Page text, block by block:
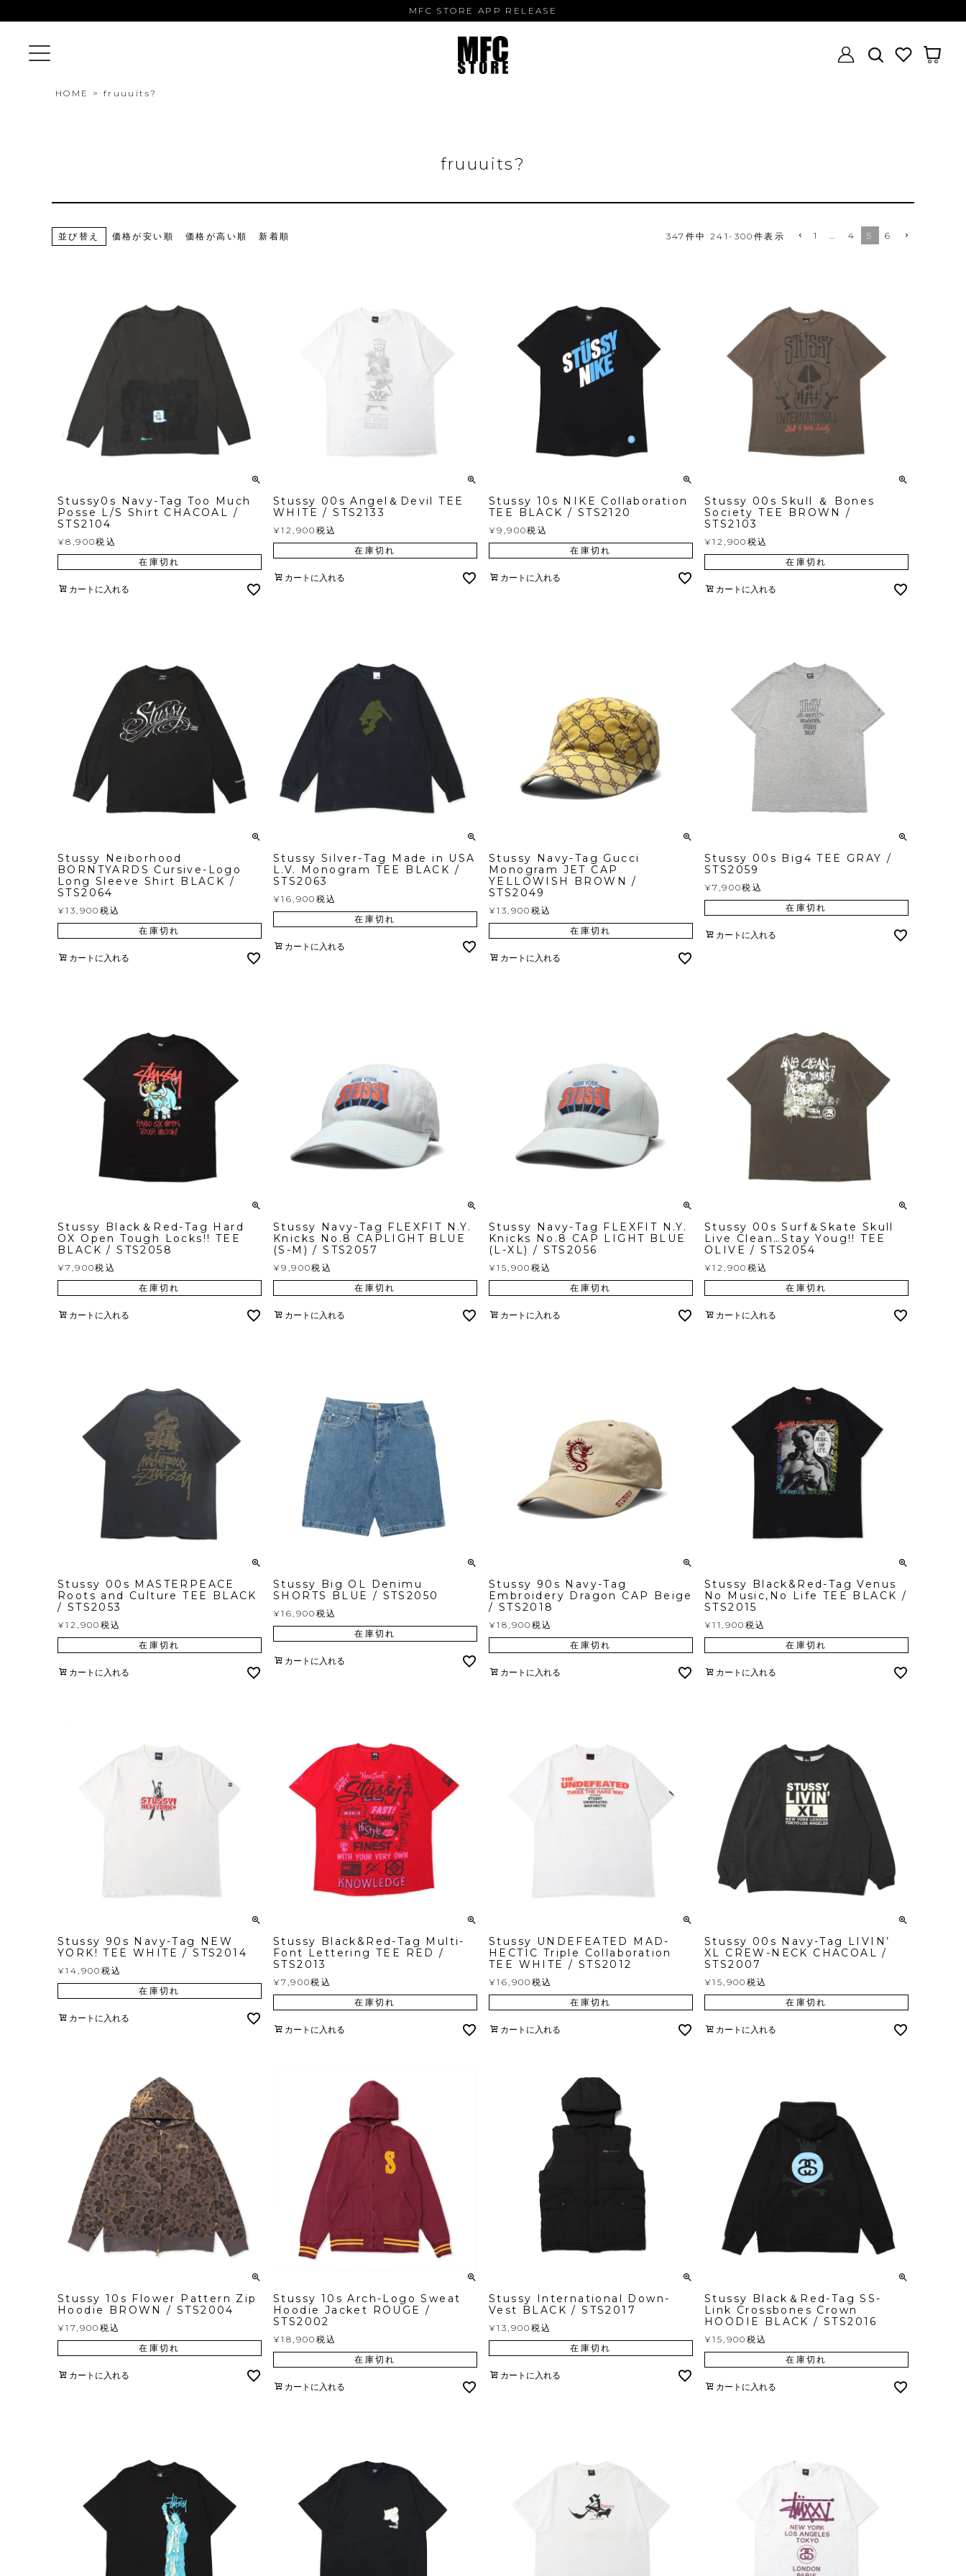
MFC STORE APP RELEASE
HOME fruuuits?
fruuuits?
並び替え 価格が安い順 価格が高い順 新着順 347 件中 241- 300 件表示 1 … 4 5 6
Stussy0s Navy-Tag Too Much
Posse L/S Shirt CHACOAL /
STS2104
¥8,900税込
在庫切れ
カートに入れる
Stussy 00s Angel＆Devil TEE
WHITE / STS2133
¥12,900 税込
在庫切れ
カートに入れる
Stussy 10s NIKE Collaboration
TEE BLACK / STS2120
¥9,900税込
在庫切れ
カートに入れる
Stussy 00s Skull ＆ Bones
Society TEE BROWN /
STS2103
¥12,900 税込
在庫切れ
カートに入れる
Stussy Neiborhood
BORNTYARDS Cursive-Logo
Long Sleeve Shirt BLACK /
STS2064
¥13,900 税込
在庫切れ
カートに入れる
Stussy Silver-Tag Made in USA
L.V. Monogram TEE BLACK /
STS2063
¥16,900 税込
在庫切れ
カートに入れる
Stussy Navy-Tag Gucci
Monogram JET CAP
YELLOWISH BROWN /
STS2049
¥13,900 税込
在庫切れ
カートに入れる
Stussy 00s Big4 TEE GRAY /
STS2059
¥7,900税込
在庫切れ
カートに入れる
Stussy Black＆Red-Tag Hard
OX Open Tough Locks!! TEE
BLACK / STS2058
¥7,900税込
在庫切れ
カートに入れる
Stussy Navy-Tag FLEXFIT N.Y.
Knicks No.8 CAPLIGHT BLUE
(S-M) / STS2057
¥9,900税込
在庫切れ
カートに入れる
Stussy Navy-Tag FLEXFIT N.Y.
Knicks No.8 CAP LIGHT BLUE
(L-XL) / STS2056
¥15,900 税込
在庫切れ
カートに入れる
Stussy 00s Surf＆Skate Skull
Live Clean…Stay Youg!! TEE
OLIVE / STS2054
¥12,900 税込
在庫切れ
カートに入れる
Stussy 00s MASTERPEACE
Roots and Culture TEE BLACK
/ STS2053
¥12,900 税込
在庫切れ
カートに入れる
Stussy Big OL Denimu
SHORTS BLUE / STS2050
¥16,900 税込
在庫切れ
カートに入れる
Stussy 90s Navy-Tag
Embroidery Dragon CAP Beige
/ STS2018
¥18,900 税込
在庫切れ
カートに入れる
Stussy Black&Red-Tag Venus
No Music,No Life TEE BLACK /
STS2015
¥11,900 税込
在庫切れ
カートに入れる
Stussy 90s Navy-Tag NEW
YORK! TEE WHITE / STS2014
¥14,900 税込
在庫切れ
カートに入れる
Stussy Black&Red-Tag Multi-
Font Lettering TEE RED /
STS2013
¥7,900税込
在庫切れ
カートに入れる
Stussy UNDEFEATED MAD-
HECTIC Triple Collaboration
TEE WHITE / STS2012
¥16,900 税込
在庫切れ
カートに入れる
Stussy 00s Navy-Tag LIVIN’
XL CREW-NECK CHACOAL /
STS2007
¥15,900 税込
在庫切れ
カートに入れる
Stussy 10s Flower Pattern Zip
Hoodie BROWN / STS2004
¥17,900 税込
在庫切れ
カートに入れる
Stussy 10s Arch-Logo Sweat
Hoodie Jacket ROUGE /
STS2002
¥18,900 税込
在庫切れ
カートに入れる
Stussy International Down-
Vest BLACK / STS2017
¥13,900 税込
在庫切れ
カートに入れる
Stussy Black＆Red-Tag SS-
Link Crossbones Crown
HOODIE BLACK / STS2016
¥15,900 税込
在庫切れ
カートに入れる